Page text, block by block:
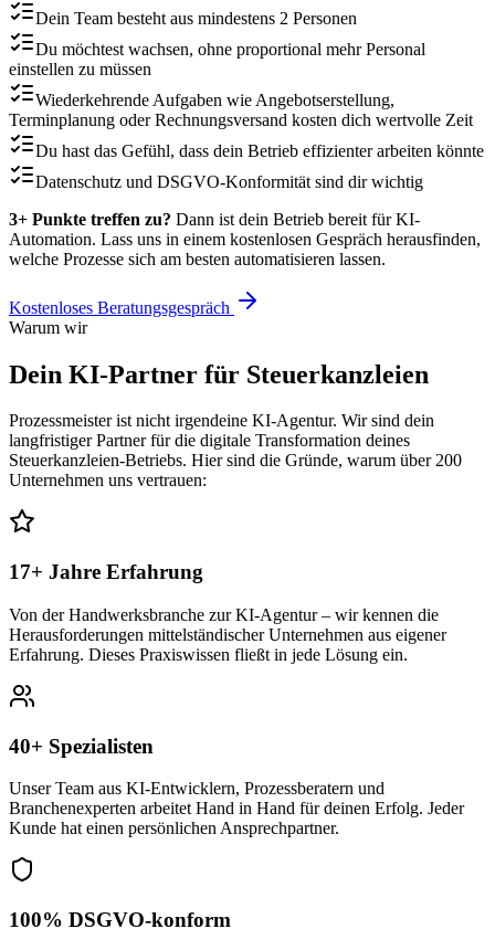
Dein Team besteht aus mindestens 2 Personen
Du möchtest wachsen, ohne proportional mehr Personal
einstellen zu müssen
Wiederkehrende Aufgaben wie Angebotserstellung,
Terminplanung oder Rechnungsversand kosten dich wertvolle Zeit
Du hast das Gefühl, dass dein Betrieb effizienter arbeiten könnte
Datenschutz und DSGVO-Konformität sind dir wichtig
3+ Punkte treffen zu? Dann ist dein Betrieb bereit für KI-
Automation. Lass uns in einem kostenlosen Gespräch herausfinden,
welche Prozesse sich am besten automatisieren lassen.
Kostenloses Beratungsgespräch
Warum wir
Dein KI-Partner für Steuerkanzleien
Prozessmeister ist nicht irgendeine KI-Agentur. Wir sind dein
langfristiger Partner für die digitale Transformation deines
Steuerkanzleien-Betriebs. Hier sind die Gründe, warum über 200
Unternehmen uns vertrauen:
17+ Jahre Erfahrung
Von der Handwerksbranche zur KI-Agentur – wir kennen die
Herausforderungen mittelständischer Unternehmen aus eigener
Erfahrung. Dieses Praxiswissen fließt in jede Lösung ein.
40+ Spezialisten
Unser Team aus KI-Entwicklern, Prozessberatern und
Branchenexperten arbeitet Hand in Hand für deinen Erfolg. Jeder
Kunde hat einen persönlichen Ansprechpartner.
100% DSGVO-konform